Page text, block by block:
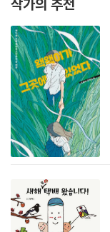
작가의 추천